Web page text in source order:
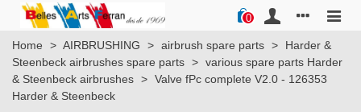
0
Home > AIRBRUSHING > airbrush spare parts >
Harder &
Steenbeck airbrushes spare parts > various spare parts Harder
& Steenbeck airbrushes > Valve fPc complete V2.0 - 126353
Harder & Steenbeck